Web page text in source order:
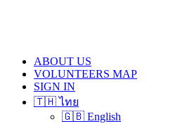
ABOUT US
VOLUNTEERS MAP
SIGN IN
🇹🇭 ไทย
🇬🇧 English